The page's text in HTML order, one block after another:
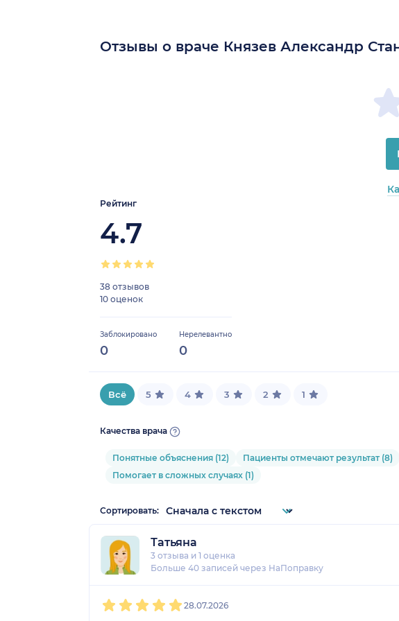
Отзывы о враче Князев Александр
Рейтинг
4.7
38 отзывов
10 оценок
Заблокировано
0
Нерелевантно
0
Всё 5 4 3 2 1
Качества врача
Понятные объяснения (12) Пациенты отмечают результат (8)
Помогает в сложных случаях (1)
Сортировать:
Татьяна
3 отзыва и 1 оценка
Больше 40 записей через НаПоправку
28.07.2026